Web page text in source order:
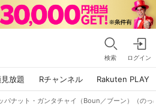
検索 ログイン
放題 Rチャンネル Rakuten PLAY
パナット・ガンタチャイ（Boun／ブーン）（の